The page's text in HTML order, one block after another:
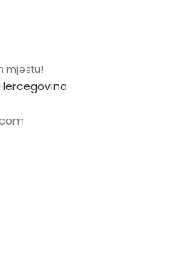
mjestu!